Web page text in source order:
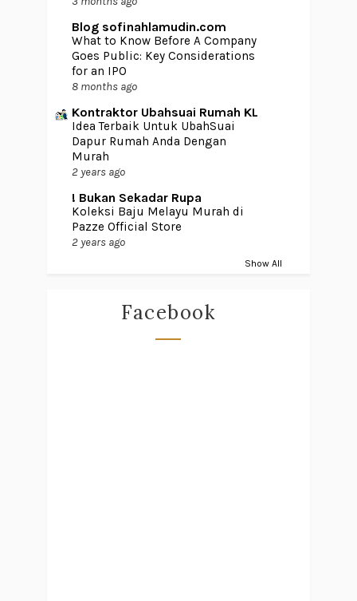
Blog sofinahlamudin.com
What to Know Before A Company
Goes Public: Key Considerations
for an IPO
8 months ago
Kontraktor Ubahsuai Rumah KL
Idea Terbaik Untuk UbahSuai
Dapur Rumah Anda Dengan
Murah
2 years ago
! Bukan Sekadar Rupa
Koleksi Baju Melayu Murah di
Pazze Official Store
2 years ago
Show All
Facebook